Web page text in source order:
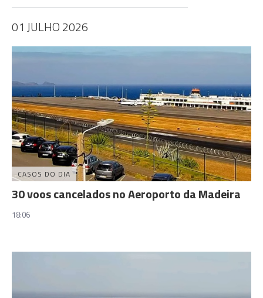
01 JULHO 2026
CASOS DO DIA
30 voos cancelados no Aeroporto da Madeira
18:06